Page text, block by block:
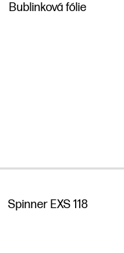
Bublinková fólie
Spinner EXS 118